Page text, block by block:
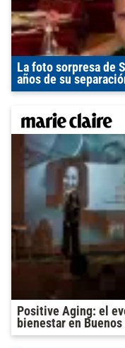
La foto sorpresa de
años de su
Positive Aging: el
bienestar en